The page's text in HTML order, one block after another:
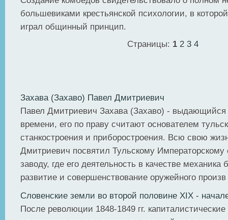
большевиками крестьянской психологии, в
играл общинный принцип.
Страницы: 1 2 3 4
Захава (Захаво) Павел Дмитриевич
Павел Дмитриевич Захава (Захаво) - выдающийся
времени, его по праву считают основателем
станкостроения и приборостроения. Всю свою
Дмитриевич посвятил Тульскому Императорскому
заводу, где его деятельность в качестве механика
развитие и совершенствование оружейного
Словенские земли во второй половине XIX -
После революции 1848-1849 гг.